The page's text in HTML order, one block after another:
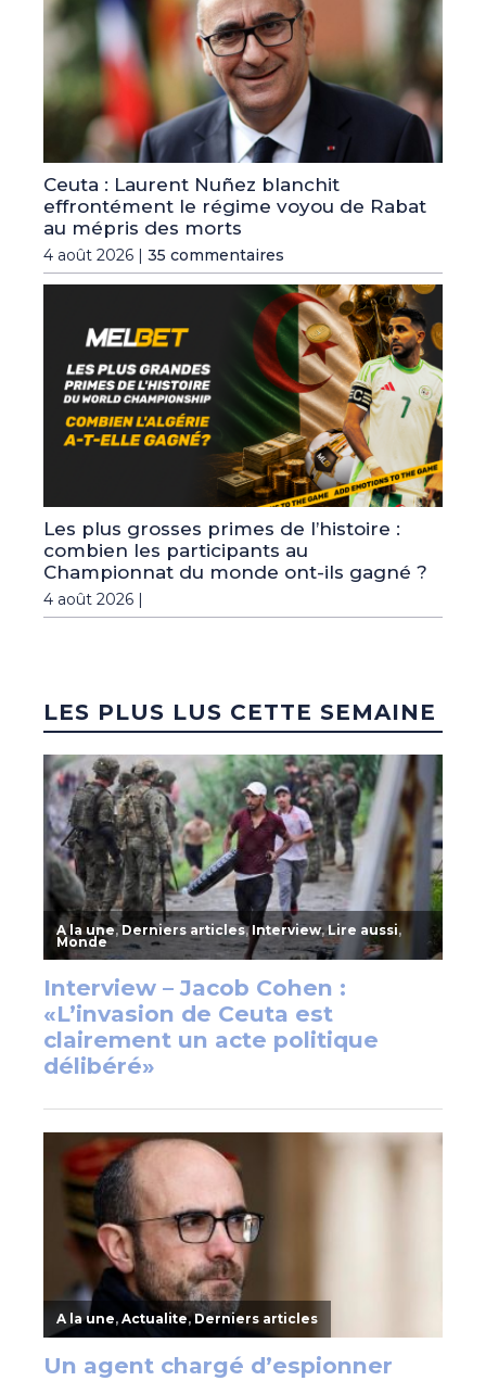
Ceuta : Laurent Nuñez blanchit
effrontément le régime voyou de Rabat
au mépris des morts
4 août 2026 | 35 commentaires
Les plus grosses primes de l’histoire :
combien les participants au
Championnat du monde ont-ils gagné ?
4 août 2026 |
LES PLUS LUS CETTE SEMAINE